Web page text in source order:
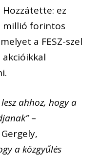
ez
millió forintos
a FESZ-szel
ahhoz, hogy a
–
a közgyűlés